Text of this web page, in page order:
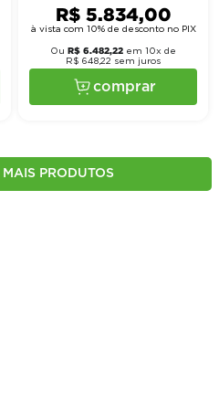
R$ 5.834,00
à vista com 10% de desconto no PIX
Ou R$ 6.482,22 em 10x de
R$ 648,22 sem juros
comprar